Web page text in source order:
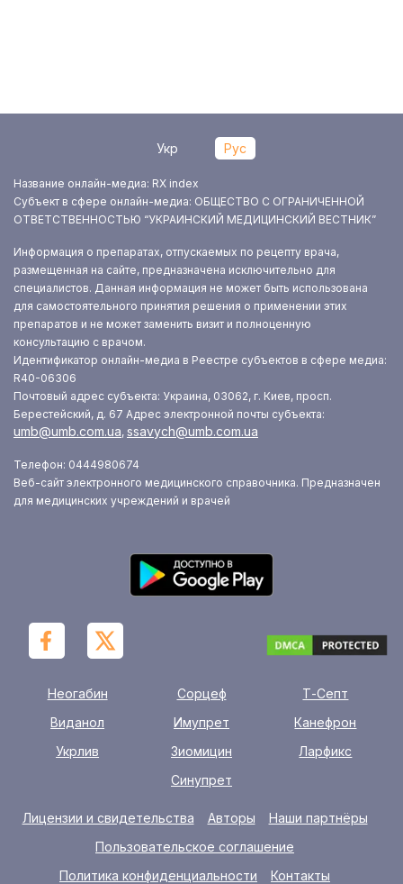
Укр Рус
Название онлайн-медиа: RX index
Субъект в сфере онлайн-медиа: ОБЩЕСТВО С ОГРАНИЧЕННОЙ
ОТВЕТСТВЕННОСТЬЮ “УКРАИНСКИЙ МЕДИЦИНСКИЙ ВЕСТНИК”
Информация о препаратах, отпускаемых по рецепту врача,
размещенная на сайте, предназначена исключительно для
специалистов. Данная информация не может быть использована
для самостоятельного принятия решения о применении этих
препаратов и не может заменить визит и полноценную
консультацию с врачом.
Идентификатор онлайн-медиа в Реестре субъектов в сфере медиа:
R40-06306
Почтовый адрес субъекта: Украина, 03062, г. Киев, просп.
Берестейский, д. 67 Адрес электронной почты субъекта:
umb@umb.com.ua, ssavych@umb.com.ua
Телефон: 0444980674
Веб-сайт электронного медицинского справочника. Предназначен
для медицинских учреждений и врачей
Неогабин Сорцеф
Т-Септ
Виданол
Имупрет
Канефрон
Укрлив
Зиомицин
Ларфикс
Синупрет
Лицензии и свидетельства Авторы
Наши партнёры
Пользовательское соглашение
Политика конфиденциальности
Контакты